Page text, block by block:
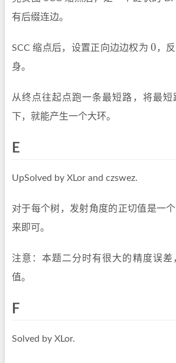
有后缀连边。
SCC 缩点后，设置正向边边权为0
0，
身。
从终点往起点跑一条最短路，将最
下，就能产生一个大环。
E
UpSolved by XLor and czswez.
对于每个树，发射角度的正切值是一
来即可。
注意：本题二分时有很大的精度误差
值。
F
Solved by XLor.